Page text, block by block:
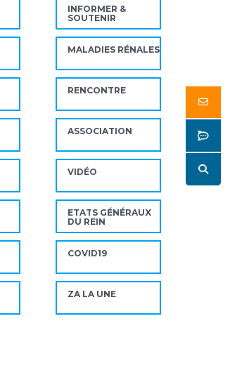
INFORMER &
SOUTENIR
MALADIES RÉNALES
RENCONTRE
ASSOCIATION
VIDÉO
ETATS GÉNÉRAUX
DU REIN
COVID19
ZA LA UNE